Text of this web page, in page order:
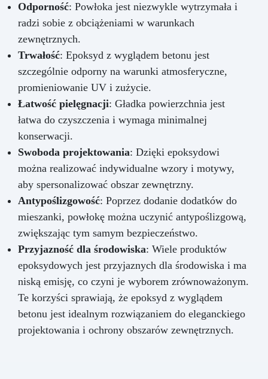
Po utwardzeniu można obrabiać mechanicznie
(wiercenie, gwintowanie, szlifowanie).
Przechowywać w suchym i chłodnym miejscu.
FAQ
Czy nadaje się do rur z wodą pitną? Tak,
posiada certyfikat WRAS i jest w pełni
bezpieczna.
Czy można malować po
utwardzeniu? Tak, po utwardzeniu można
malować lub obrabiać jak metal.
utrzymuje się efekt? Zapewnia trwałą
odporność mechaniczną i chemiczną,
porównywalną z naprawą stałą. Idealna dla
Hydraulików i serwisantów przemysłowych
Warsztatów i stoczni Majsterkowiczów i
domowych napraw Branży spożywczej i
wodociągowej
Odporność: Powłoka jest niezwykle wytrzymała i
radzi sobie z obciążeniami w warunkach
zewnętrznych.
Trwałość: Epoksyd z wyglądem betonu jest
szczególnie odporny na warunki atmosferyczne,
promieniowanie UV i zużycie.
Łatwość pielęgnacji: Gładka powierzchnia jest
łatwa do czyszczenia i wymaga minimalnej
konserwacji.
Swoboda projektowania: Dzięki epoksydowi
można realizować indywidualne wzory i motywy,
aby spersonalizować obszar zewnętrzny.
Antypoślizgowość: Poprzez dodanie dodatków do
mieszanki, powłokę można uczynić antypoślizgową,
zwiększając tym samym bezpieczeństwo.
Przyjazność dla środowiska: Wiele produktów
epoksydowych jest przyjaznych dla środowiska i ma
niską emisję, co czyni je wyborem zrównoważonym.
Te korzyści sprawiają, że epoksyd z wyglądem
betonu jest idealnym rozwiązaniem do eleganckiego
projektowania i ochrony obszarów zewnętrznych.